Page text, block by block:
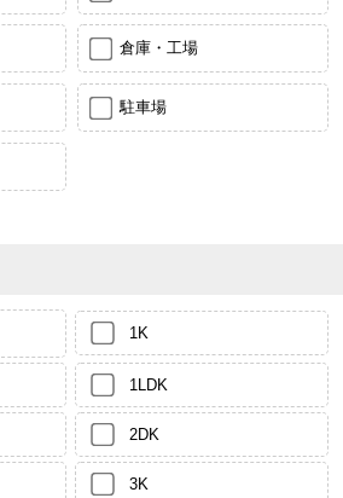
倉庫・工場
駐車場
1K
1LDK
2DK
3K